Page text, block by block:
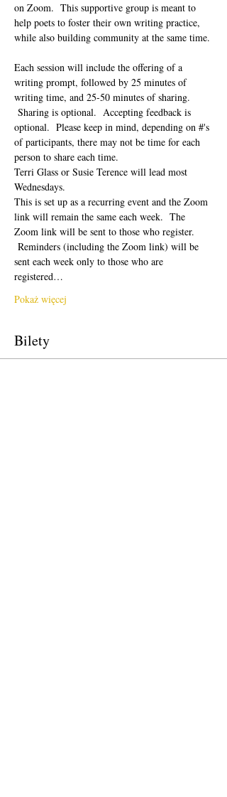
on Zoom.  This supportive group is meant to
help poets to foster their own writing practice,
while also building community at the same time.
Each session will include the offering of a
writing prompt, followed by 25 minutes of
writing time, and 25-50 minutes of sharing.
Sharing is optional.  Accepting feedback is
optional.  Please keep in mind, depending on #'s
of participants, there may not be time for each
person to share each time.
Terri Glass or Susie Terence will lead most
Wednesdays.
This is set up as a recurring event and the Zoom
link will remain the same each week.  The
Zoom link will be sent to those who register.
Reminders (including the Zoom link) will be
sent each week only to those who are
registered…
Pokaż więcej
Bilety